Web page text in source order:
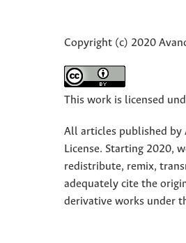
Copyright (c) 2020
This work is licensed
All articles published by
License. Starting 2020,
redistribute, remix,
adequately cite the
derivative works under